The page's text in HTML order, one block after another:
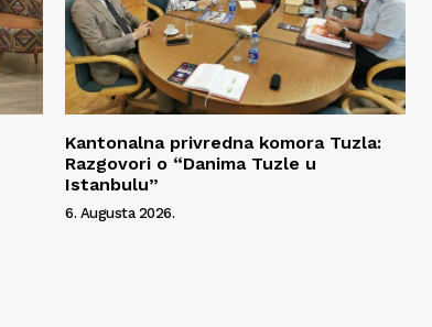
Kantonalna privredna komora Tuzla:
Razgovori o “Danima Tuzle u
Istanbulu”
6. Augusta 2026.